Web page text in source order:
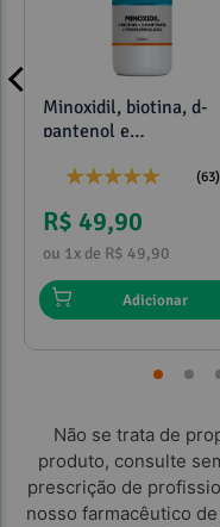
Minoxidil, biotina, d-
pantenol e
(63)
R$ 49,90
ou 1x de R$ 49,90
Adicionar
Não se trata de
produto, consulte
prescrição de
nosso farmacêutico